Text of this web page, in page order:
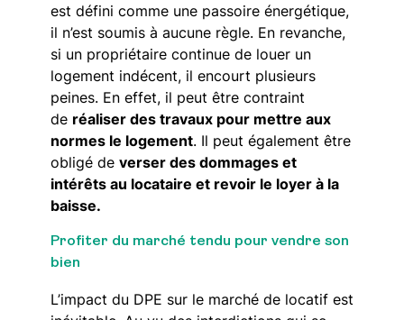
est défini comme une passoire énergétique,
il n’est soumis à aucune règle. En revanche,
si un propriétaire continue de louer un
logement indécent, il encourt plusieurs
peines. En effet, il peut être contraint
de réaliser des travaux pour mettre aux
normes le logement. Il peut également être
obligé de verser des dommages et
intérêts au locataire et revoir le loyer à la
baisse.
Profiter du marché tendu pour vendre son
bien
L’impact du DPE sur le marché de locatif est